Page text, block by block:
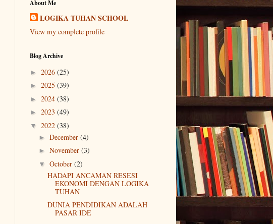
About Me
LOGIKA TUHAN SCHOOL
View my complete profile
Blog Archive
► 2026 (25)
► 2025 (39)
► 2024 (38)
► 2023 (49)
▼ 2022 (38)
► December (4)
► November (3)
▼ October (2)
HADAPI ANCAMAN RESESI
EKONOMI DENGAN LOGIKA
TUHAN
DUNIA PENDIDIKAN ADALAH
PASAR IDE